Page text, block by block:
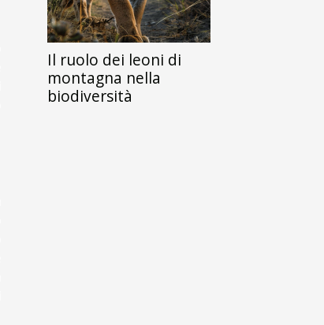
Il ruolo dei leoni di
montagna nella
biodiversità